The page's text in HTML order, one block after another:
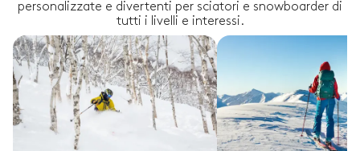
personalizzate e divertenti per sciatori e snowboarder di
tutti i livelli e interessi.